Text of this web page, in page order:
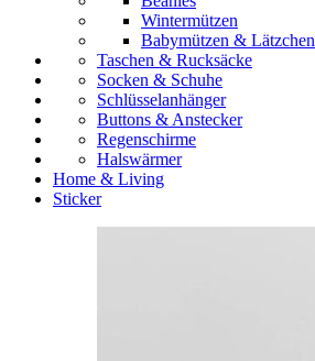
Wintermützen
Babymützen & Lätzchen
Taschen & Rucksäcke
Socken & Schuhe
Schlüsselanhänger
Buttons & Anstecker
Regenschirme
Halswärmer
Home & Living
Sticker